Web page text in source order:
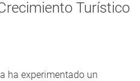
Turístico
ha experimentado un